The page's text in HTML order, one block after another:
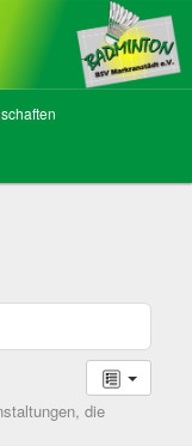
Badminton
die